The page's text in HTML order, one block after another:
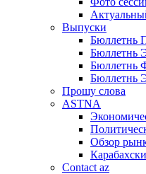
Выпуски
Бюллетнь
Бюллетнь
Бюллетнь
Бюллетнь
Прошу слова
ASTNA
Обзор
Contact az